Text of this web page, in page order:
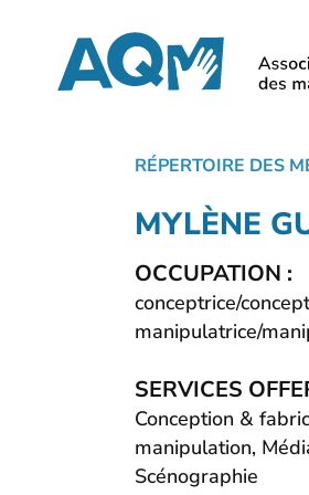
content
RÉPERTOIRE DES
MYLÈNE
OCCUPATION :
conceptrice/
manipulatrice/
SERVICES
Conception &
manipulation,
Scénographie